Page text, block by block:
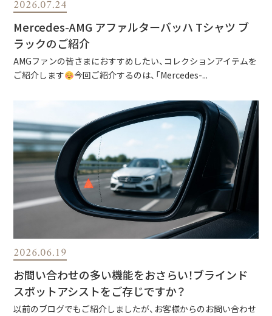
2026.07.24
Mercedes-AMG アファルターバッハ Tシャツ ブ
ラックのご紹介
AMGファンの皆さまにおすすめしたい、コレクションアイテムを
ご紹介します
今回ご紹介するのは、「Mercedes-...
2026.06.19
お問い合わせの多い機能をおさらい！ブラインド
スポットアシストをご存じですか？
以前のブログでもご紹介しましたが、お客様からのお問い合わせ